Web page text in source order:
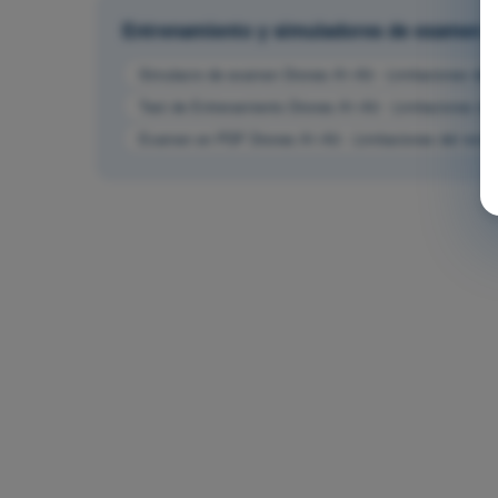
Entrenamiento y simuladores de examen
Simulacro de examen Drones A1-A3 - Limitaciones del
Test de Entrenamiento Drones A1-A3 - Limitaciones